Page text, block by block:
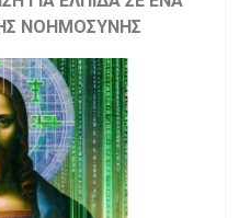
ΝΟΗΜΟΣΥΝΗΣ